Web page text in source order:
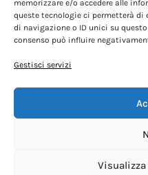
memorizzare e/o accedere alle
queste tecnologie ci permetterà
di navigazione o ID unici su
consenso può influire
Gestisci servizi